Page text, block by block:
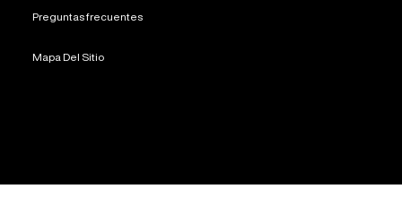
Preguntas frecuentes
Mapa Del Sitio